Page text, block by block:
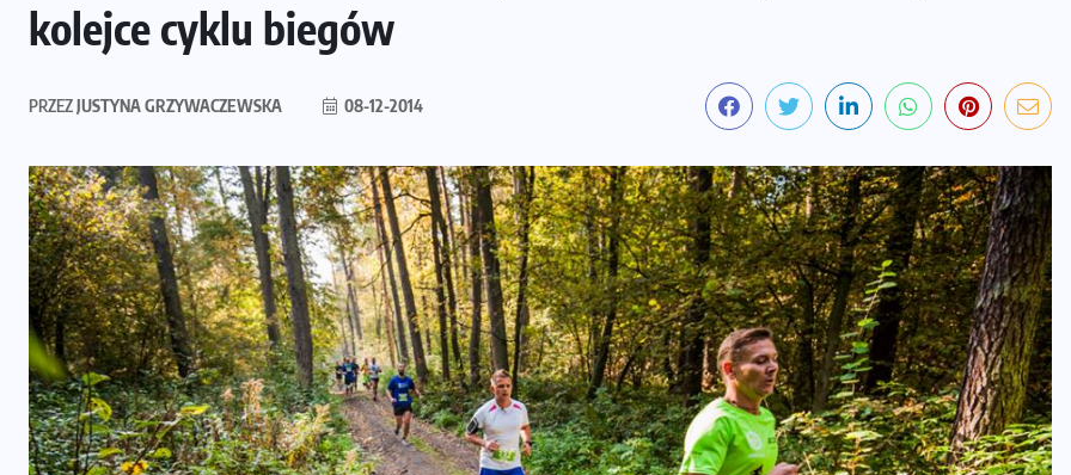
kolejce cyklu biegów
PRZEZJUSTYNA GRZYWACZEWSKA 08-12-2014